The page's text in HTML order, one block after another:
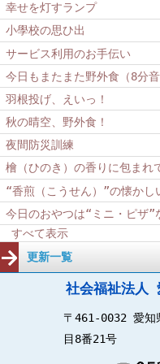
幸せを灯すランプ
小學校の思ひ出
サービス利用のお手伝い
今日もまたまた野外食（8分音
羽根投げ、えいっ！
秋の晴空、野外食！
夜間防災訓練
檜（ひのき）の香りに包まれ
“香煎（こうせん）”の懐かし
今日のおやつは“ミニ・ピザ”
すべて表示
更新一覧
社会福祉法人
〒461-0032 愛知
目8番21号